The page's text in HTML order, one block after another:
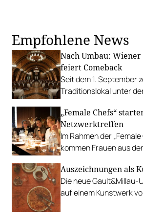
Empfohlene News
Nach Umbau:
feiert Comeback
Seit dem 1. September
Traditionslokal unter
polierten Seite.
„Female Chefs“
Netzwerktreffen
Im Rahmen der
kommen Frauen aus
Nach dem Auftakt in
in ganz Österreich.
Auszeichnungen als
Die neue
auf einem Kunstwerk